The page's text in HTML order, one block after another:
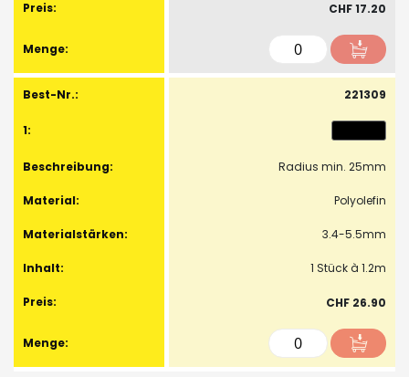
CHF 17.20
221309
Radius min. 25mm
Polyolefin
3.4-5.5mm
1 Stück à 1.2m
CHF 26.90